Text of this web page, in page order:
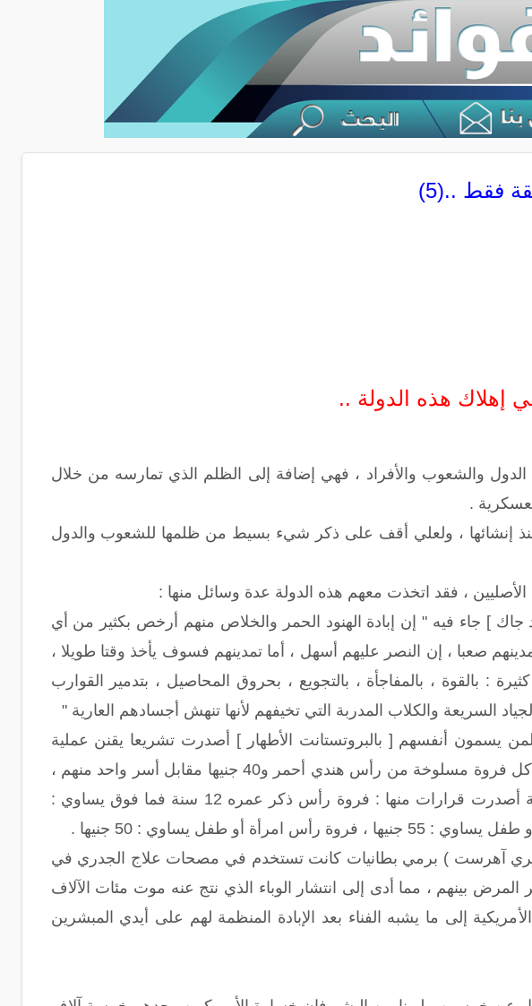
فقط ..(5)
إهلاك هذه الدولة ..
الدول والشعوب والأفراد ، فهي إضافة إلى الظلم الذي تمارسه من خلال
.
إنشائها ، ولعلي أقف على ذكر شيء بسيط من ظلمها للشعوب والدول
، فقد اتخذت معهم هذه الدولة عدة وسائل منها :
[ يورد جاك ] جاء فيه " إن إبادة الهنود الحمر والخلاص منهم أرخص بكثير من أي
صعبا ، إن النصر عليهم أسهل ، أما تمدينهم فسوف يأخذ وقتا طويلا ،
: بالقوة ، بالمفاجأة ، بالتجويع ، بحروق المحاصيل ، بتدمير القوارب
السريعة والكلاب المدربة التي تخيفهم لأنها تنهش أجسادهم العارية "
) لمن يسمون أنفسهم [ بالبروتستانت الأطهار ] أصدرت تشريعا يقنن عملية
الإبادة لمن تبقّى من الهنود بتقدير مكافأة مقدارها 40 جنيها مقابل كل فروة مسلوخة من رأس هندي أحمر و40 جنيها مقابل أسر واحد منهم ،
وبعد 15سنة ارتفعت المكافأة لتصل إلى 100 جنيها ، وبعد 20 سنة أصدرت قرارات منها : فروة رأس ذكر عمره 12 سنة فما فوق يساوي :
الأصل ( جفري آهرست ) برمي بطانيات كانت تستخدم في مصحات علاج الجدري في
بينهم ، مما أدى إلى انتشار الوباء الذي نتج عنه موت مئات الآلاف
إلى ما يشبه الفناء بعد الإبادة المنظمة لهم على أيدي المبشرين